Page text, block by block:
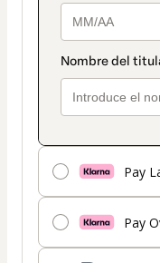
Pay
Pay